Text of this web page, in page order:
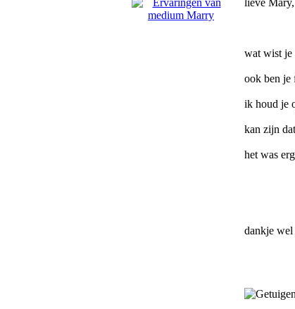
lieve Mary,
wat wist je
ook ben je
ik houd je
kan zijn
het was
dankje